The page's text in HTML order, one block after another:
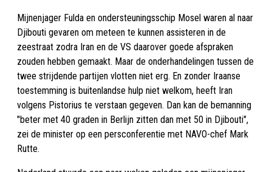
Mijnenjager Fulda en ondersteuningsschip Mosel waren al naar
Djibouti gevaren om meteen te kunnen assisteren in de
zeestraat zodra Iran en de VS daarover goede afspraken
zouden hebben gemaakt. Maar de onderhandelingen tussen de
twee strijdende partijen vlotten niet erg. En zonder Iraanse
toestemming is buitenlandse hulp niet welkom, heeft Iran
volgens Pistorius te verstaan gegeven. Dan kan de bemanning
"beter met 40 graden in Berlijn zitten dan met 50 in Djibouti",
zei de minister op een persconferentie met NAVO-chef Mark
Rutte.